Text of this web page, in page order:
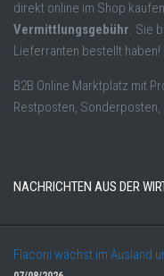
direkt online im Shop
Vermittlungsgebühr. Sie
Lieferranten bestellt haben!
B2B Online Marktplatz mit
Restposten,
NACHRICHTEN AUS DER
Flaconi wächst im Ausland